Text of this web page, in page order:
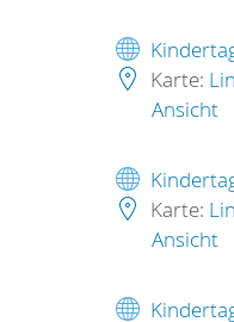
Karte:
Ansicht
Karte:
Ansicht